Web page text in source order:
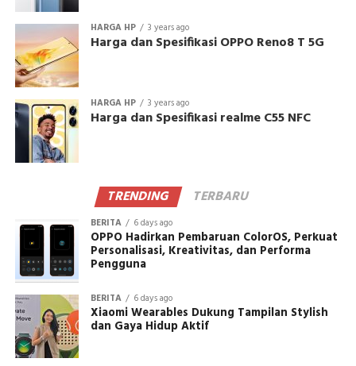
HARGA HP 3 years ago
Harga dan Spesifikasi OPPO Reno8 T 5G
HARGA HP 3 years ago
Harga dan Spesifikasi realme C55 NFC
TRENDING TERBARU
BERITA 6 days ago
OPPO Hadirkan Pembaruan ColorOS, Perkuat
Personalisasi, Kreativitas, dan Performa
Pengguna
BERITA 6 days ago
Xiaomi Wearables Dukung Tampilan Stylish
dan Gaya Hidup Aktif